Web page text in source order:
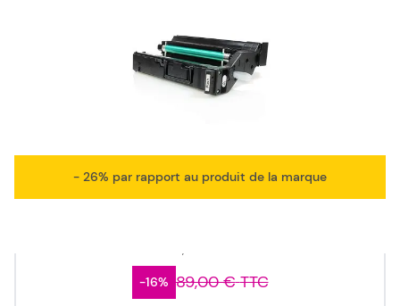
171-0582-001
Capacité en pages (à 5%) : 6000
4539-432 / 171-0582-001Konica Minolta - noir - toner
- 26% par rapport au produit de la marque
-16% 89,00 € TTC